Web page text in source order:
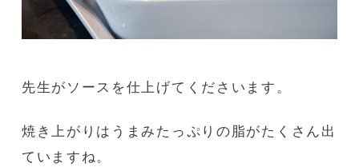
先生がソースを仕上げてくださいます。
焼き上がりはうまみたっぷりの脂がたくさん出
ていますね。